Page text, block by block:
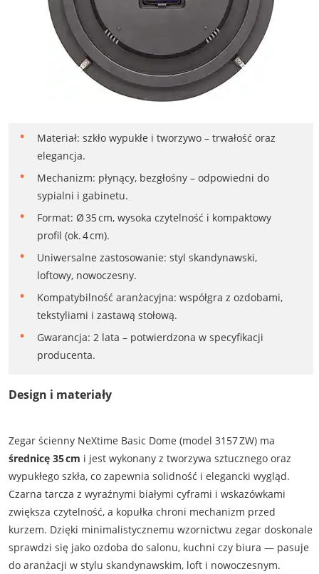
Materiał: szkło wypukłe i tworzywo – trwałość oraz
elegancja.
Mechanizm: płynący, bezgłośny – odpowiedni do
sypialni i gabinetu.
Format: Ø 35 cm, wysoka czytelność i kompaktowy
profil (ok. 4 cm).
Uniwersalne zastosowanie: styl skandynawski,
loftowy, nowoczesny.
Kompatybilność aranżacyjna: współgra z ozdobami,
tekstyliami i zastawą stołową.
Gwarancja: 2 lata – potwierdzona w specyfikacji
producenta.
Design i materiały
Zegar ścienny NeXtime Basic Dome (model 3157 ZW) ma
średnicę 35 cm i jest wykonany z tworzywa sztucznego oraz
wypukłego szkła, co zapewnia solidność i elegancki wygląd.
Czarna tarcza z wyraźnymi białymi cyframi i wskazówkami
zwiększa czytelność, a kopułka chroni mechanizm przed
kurzem. Dzięki minimalistycznemu wzornictwu zegar doskonale
sprawdzi się jako ozdoba do salonu, kuchni czy biura — pasuje
do aranżacji w stylu skandynawskim, loft i nowoczesnym.